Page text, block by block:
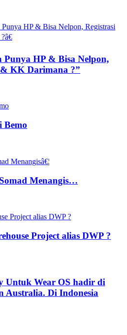
HP & Bisa Nelpon,
KK Darimana ?”
Bemo
Menangis…
Project alias DWP ?
Untuk Wear OS hadir di
Australia. Di Indonesia